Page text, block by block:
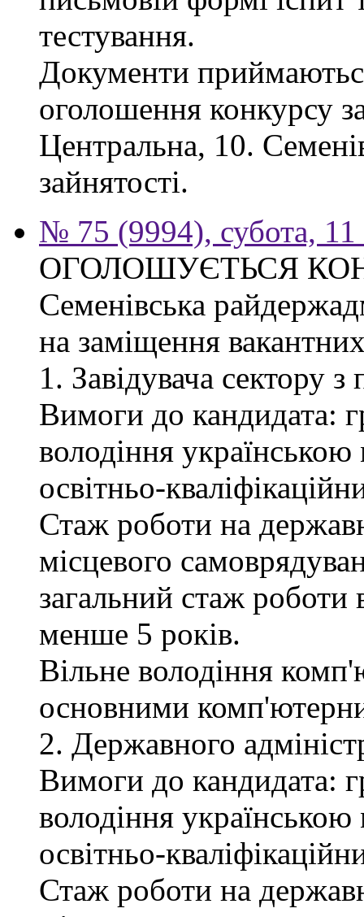
тестування.
Документи
оголошення конкурсу
Центральна, 10.
зайнятості.
№ 75 (9994), субота, 11
ОГОЛОШУЄТЬСЯ
Семенівська
на заміщення
1. Завідувача сектору
Вимоги до кандидата:
володіння
освітньо-
Стаж роботи на
місцевого
загальний стаж
менше 5 років.
Вільне володіння
основними
2. Державного
Вимоги до кандидата:
володіння
освітньо-
Стаж роботи на